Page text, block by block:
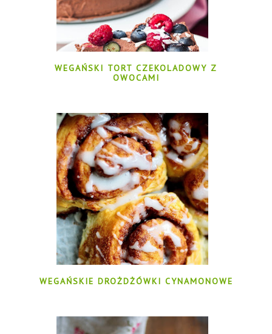
WEGAŃSKI TORT CZEKOLADOWY Z
OWOCAMI
WEGAŃSKIE DROŻDŻÓWKI CYNAMONOWE